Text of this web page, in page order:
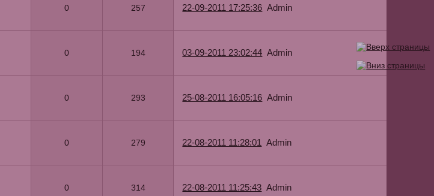
0 257 22-09-2011 17:25:36 Admin
0 194 03-09-2011 23:02:44 Admin
0 293 25-08-2011 16:05:16 Admin
0 279 22-08-2011 11:28:01 Admin
0 314 22-08-2011 11:25:43 Admin